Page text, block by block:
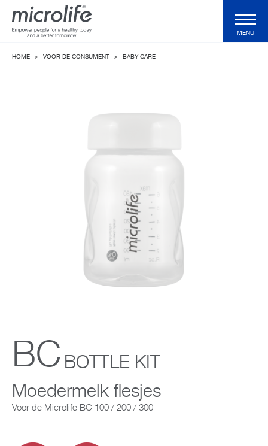
Health Magazine
Developers
MENU
HOME > VOOR DE CONSUMENT > BABY CARE
BC BOTTLE KIT
Moedermelk flesjes
Voor de Microlife BC 100 / 200 / 300